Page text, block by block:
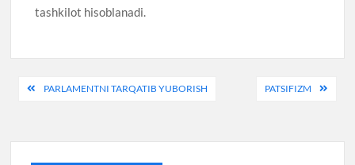
tashkilot hisoblanadi.
PostPARLAMENTNI TARQATIB YUBORISH PATSIFIZM